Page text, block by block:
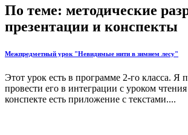
По теме: методические
презентации и конспекты
Межпредметный урок "Невидимые нити в зимнем лесу"
Этот урок есть в программе 2-го класса. Я
провести его в интеграции с уроком
конспекте есть приложение с текстами....